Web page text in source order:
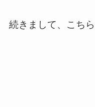
続きまして、こちら